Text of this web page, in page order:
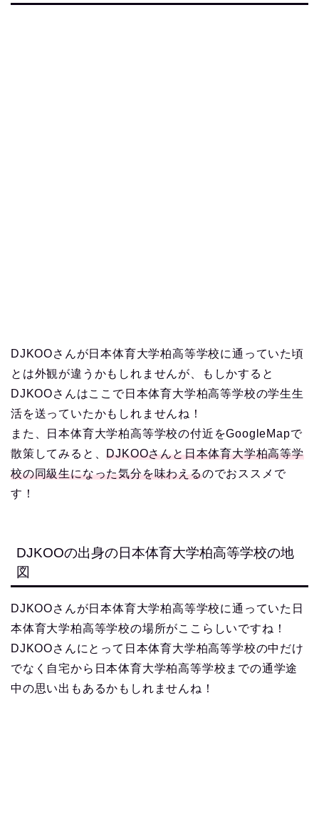
DJKOOさんが日本体育大学柏高等学校に通っていた頃
とは外観が違うかもしれませんが、もしかすると
DJKOOさんはここで日本体育大学柏高等学校の学生生
活を送っていたかもしれませんね！
また、日本体育大学柏高等学校の付近をGoogleMapで
散策してみると、DJKOOさんと日本体育大学柏高等学
校の同級生になった気分を味わえるのでおススメで
す！
DJKOOの出身の日本体育大学柏高等学校の地
図
DJKOOさんが日本体育大学柏高等学校に通っていた日
本体育大学柏高等学校の場所がここらしいですね！
DJKOOさんにとって日本体育大学柏高等学校の中だけ
でなく自宅から日本体育大学柏高等学校までの通学途
中の思い出もあるかもしれませんね！